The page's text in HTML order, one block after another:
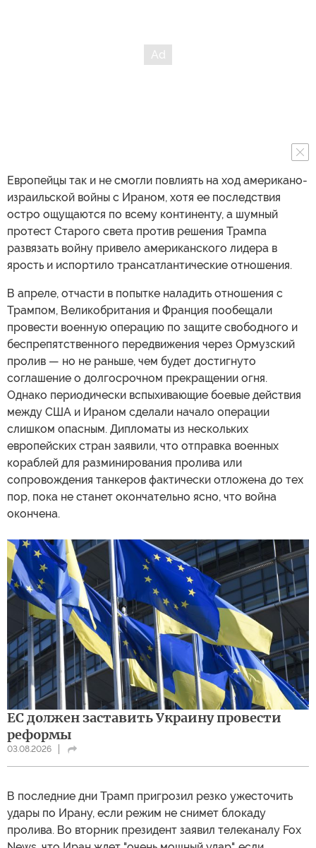
Европейцы так и не смогли повлиять на ход американо-
израильской войны с Ираном, хотя ее последствия
остро ощущаются по всему континенту, а шумный
протест Старого света против решения Трампа
развязать войну привело американского лидера в
ярость и испортило трансатлантические отношения.
В апреле, отчасти в попытке наладить отношения с
Трампом, Великобритания и Франция пообещали
провести военную операцию по защите свободного и
беспрепятственного передвижения через Ормузский
пролив — но не раньше, чем будет достигнуто
соглашение о долгосрочном прекращении огня.
Однако периодически вспыхивающие боевые действия
между США и Ираном сделали начало операции
слишком опасным. Дипломаты из нескольких
европейских стран заявили, что отправка военных
кораблей для разминирования пролива или
сопровождения танкеров фактически отложена до тех
пор, пока не станет окончательно ясно, что война
окончена.
ЕС должен заставить Украину провести
реформы
03.08.2026
В последние дни Трамп пригрозил резко ужесточить
удары по Ирану, если режим не снимет блокаду
пролива. Во вторник президент заявил телеканалу Fox